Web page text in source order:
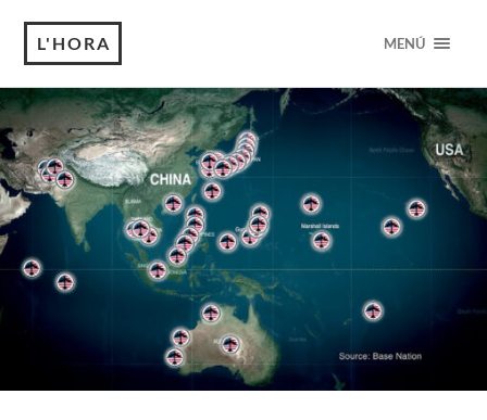
L'HORA MENÚ